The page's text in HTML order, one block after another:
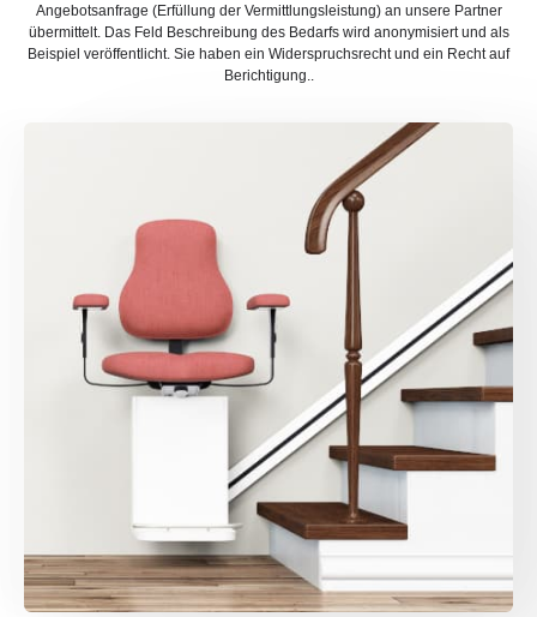
Angebotsanfrage (Erfüllung der Vermittlungsleistung) an unsere Partner
übermittelt. Das Feld Beschreibung des Bedarfs wird anonymisiert und als
Beispiel veröffentlicht. Sie haben ein Widerspruchsrecht und ein Recht auf
Berichtigung..